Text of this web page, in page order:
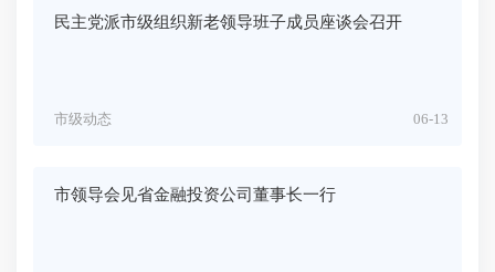
民主党派市级组织新老领导班子成员座谈会召开
06-13
市级动态
市领导会见省金融投资公司董事长一行